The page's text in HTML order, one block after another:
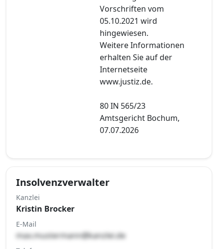
Vorschriften vom
05.10.2021 wird
hingewiesen.
Weitere Informationen
erhalten Sie auf der
Internetseite
www.justiz.de.
80 IN 565/23
Amtsgericht Bochum,
07.07.2026
Insolvenzverwalter
Kanzlei
Kristin Brocker
E-Mail
max.mustermann@kanzlei.de